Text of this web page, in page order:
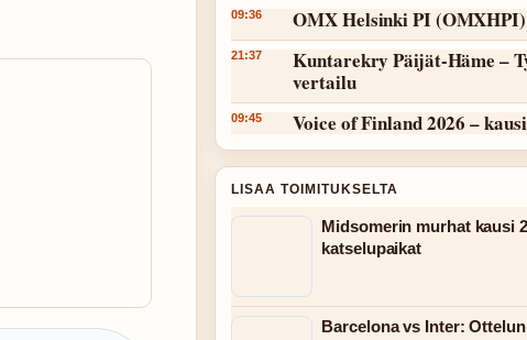
09:36 OMX Helsinki PI
21:37
Kuntarekry Päijät-Häme –
vertailu
09:45 Voice of Finland 2026 –
LISAA TOIMITUKSELTA
Midsomerin murhat kausi
katselupaikat
Barcelona vs Inter: